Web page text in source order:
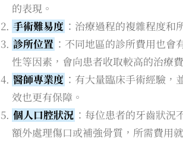
的表現。
手術難易度 ：治療過程的複雜程度和
診所位置 ：不同地區的診所費用也
性等因素，會向患者收取較高的治療
醫師專業度 ：有大量臨床手術經驗
效也更有保障。
個人口腔狀況 ：每位患者的牙齒狀
額外處理傷口或補強骨質，所需費用